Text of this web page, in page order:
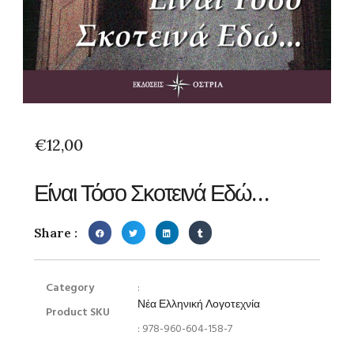
€12,00
Είναι Τόσο Σκοτεινά Εδώ…
Share :
Category
Product SKU
:
Νέα Ελληνική Λογοτεχνία
: 978-960-604-158-7